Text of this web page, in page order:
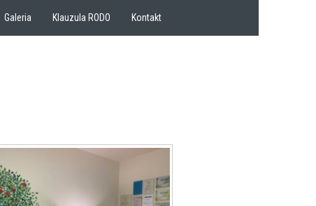
Galeria Klauzula RODO Kontakt